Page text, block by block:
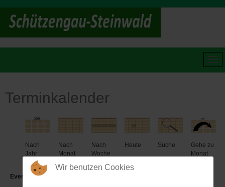
Terminkalender
Nach
Jahr
Nach
Monat
Nach
Woche
Heute Suche
Gehe zu
Monat
Events für
Wir benutzen Cookies